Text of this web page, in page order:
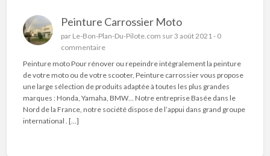
Peinture Carrossier Moto
par Le-Bon-Plan-Du-Pilote.com sur 3 août 2021 - 0
commentaire
Peinture moto Pour rénover ou repeindre intégralement la peinture
de votre moto ou de votre scooter, Peinture carrossier vous propose
une large sélection de produits adaptée à toutes les plus grandes
marques : Honda, Yamaha, BMW… Notre entreprise Basée dans le
Nord de la France, notre société dispose de l’appui dans grand groupe
international . […]